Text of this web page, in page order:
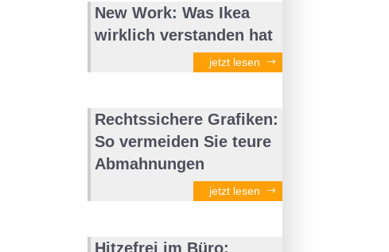
New Work: Was Ikea
wirklich verstanden hat
jetzt lesen
Rechtssichere Grafiken:
So vermeiden Sie teure
Abmahnungen
jetzt lesen
Hitzefrei im Büro: